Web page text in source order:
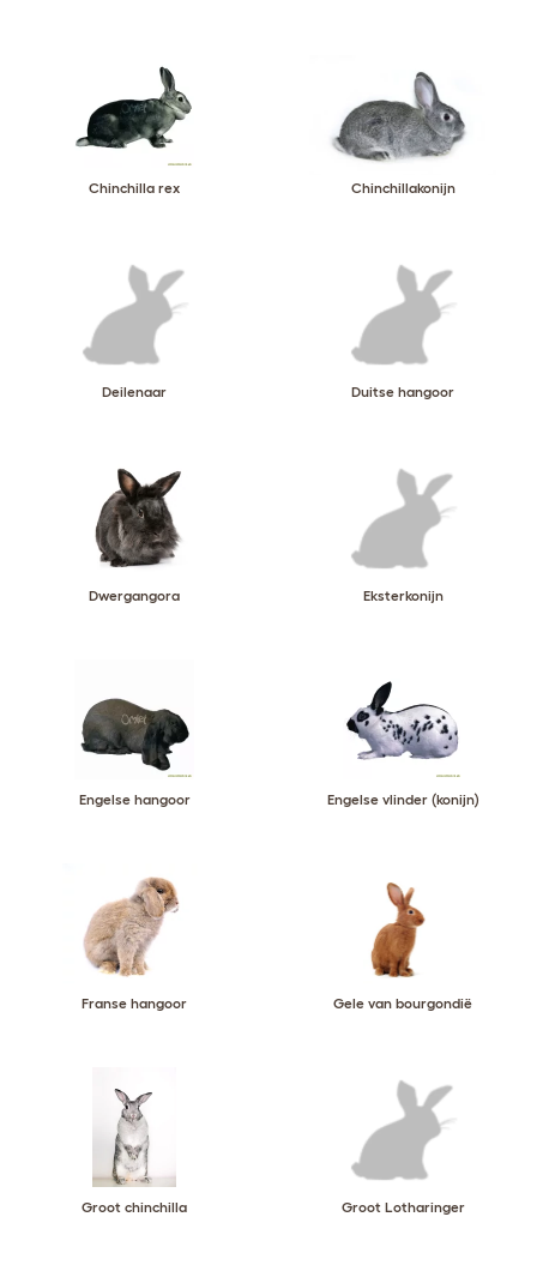
Chinchilla rex Chinchillakonijn
Deilenaar Duitse hangoor
Dwergangora Eksterkonijn
Engelse hangoor Engelse vlinder (konijn)
Franse hangoor Gele van bourgondië
Groot chinchilla Groot Lotharinger